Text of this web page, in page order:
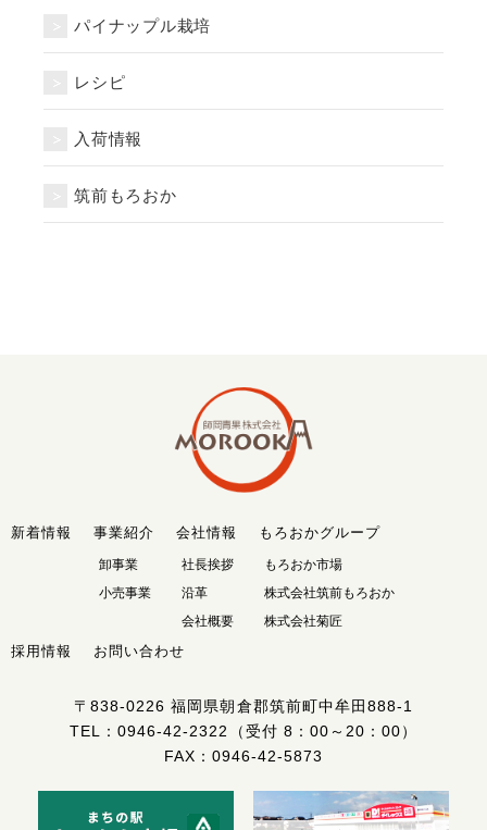
パイナップル栽培
レシピ
入荷情報
筑前もろおか
新着情報 事業紹介
卸事業
小売事業
会社情報
社長挨拶
沿革
会社概要
もろおかグループ
もろおか市場
株式会社筑前もろおか
株式会社菊匠
採用情報 お問い合わせ
〒838-0226福岡県朝倉郡筑前町中牟田888-1
TEL： 0946-42-2322
（受付 8：00～20：00）
FAX：0946-42-5873